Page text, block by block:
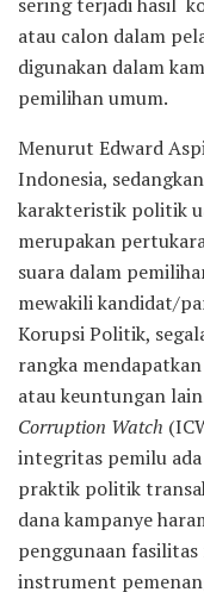
atau calon dalam
digunakan dalam
pemilihan umum.
Menurut Edward
Indonesia,
karakteristik politik
merupakan
suara dalam
mewakili kandidat/
Korupsi Politik,
rangka
atau keuntungan
Corruption Watch
integritas pemilu
praktik politik
dana kampanye
penggunaan fasilitas
instrument